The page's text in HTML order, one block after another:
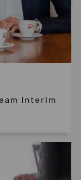
Interim